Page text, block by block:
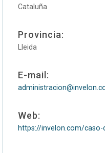
Cataluña
Provincia:
Lleida
E-mail:
Web:
https://invelon.com/